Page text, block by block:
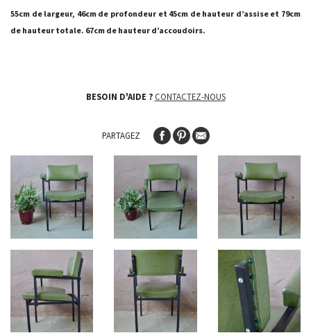
55cm de largeur, 46cm de profondeur et 45cm de hauteur d’assise et 79cm
de hauteur totale. 67cm de hauteur d’accoudoirs.
BESOIN D'AIDE ? CONTACTEZ-NOUS
PARTAGEZ